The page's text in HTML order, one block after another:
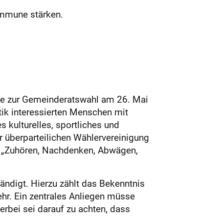
stärken.
zur Gemeinderatswahl am 26. Mai
interessierten Menschen mit
kulturelles, sportliches und
Wählervereinigung
Nachdenken, Abwägen,
Hierzu zählt das Bekenntnis
Ein zentrales Anliegen müsse
sei darauf zu achten, dass